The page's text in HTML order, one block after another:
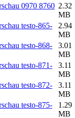
0970 8760 2.32
MB
testo-865-
2.94
MB
testo-868-
3.01
MB
testo-871-
3.11
MB
testo-872-
3.11
MB
testo-875-
1.29
MB